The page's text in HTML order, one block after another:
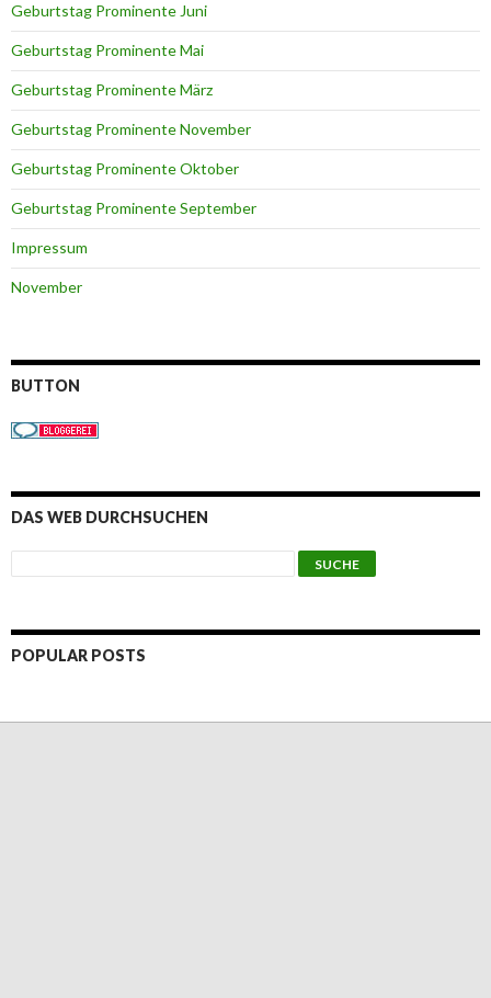
Geburtstag Prominente Juni
Geburtstag Prominente Mai
Geburtstag Prominente März
Geburtstag Prominente November
Geburtstag Prominente Oktober
Geburtstag Prominente September
Impressum
November
BUTTON
DAS WEB DURCHSUCHEN
POPULAR POSTS